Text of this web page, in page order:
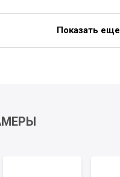
Показать еще